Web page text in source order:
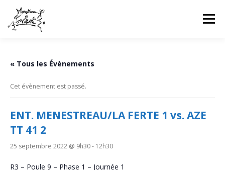
contenu
Menu
CONTACT
« Tous les Évènements
Cet évènement est passé.
ENT. MENESTREAU/LA FERTE 1 vs. AZE
TT 41 2
25 septembre 2022 @ 9h30- 12h30
R3 – Poule 9 – Phase 1 – Journée 1